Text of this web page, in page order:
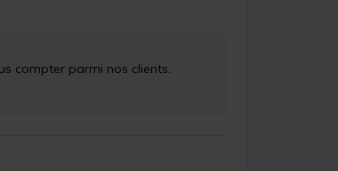
compter parmi nos clients.